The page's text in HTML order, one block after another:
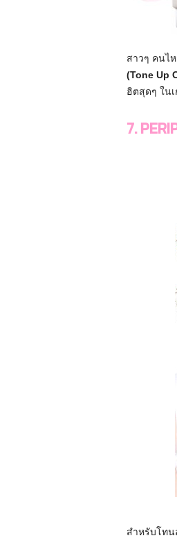
สาวๆ คนไ
(Tone Up
ฮิตสุดๆ ใน
7.
สำหรับโท